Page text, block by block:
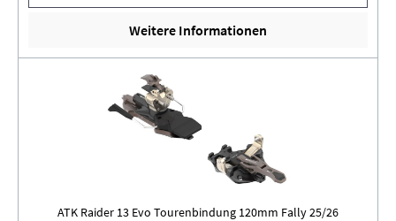
Weitere Informationen
ATK Raider 13 Evo Tourenbindung 120mm Fally 25/26